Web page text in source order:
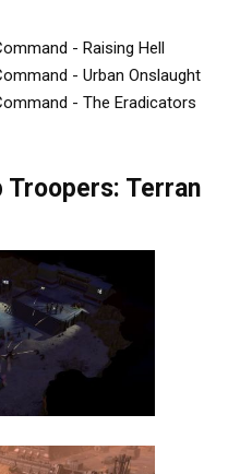
- Raising Hell
- Urban Onslaught
- The Eradicators
Terran